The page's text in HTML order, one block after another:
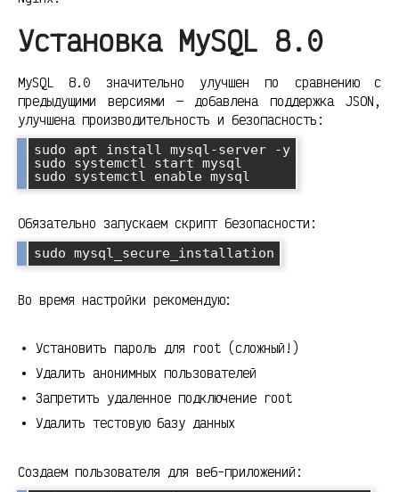
Установка MySQL 8.0
MySQL 8.0 значительно улучшен по сравнению с
предыдущими версиями — добавлена поддержка JSON,
улучшена производительность и безопасность:
sudo apt install mysql-server -y
sudo systemctl start mysql
Обязательно запускаем скрипт безопасности:
Во время настройки рекомендую:
Установить пароль для root (сложный!)
Удалить анонимных пользователей
Запретить удаленное подключение root
Удалить тестовую базу данных
Создаем пользователя для веб-приложений: